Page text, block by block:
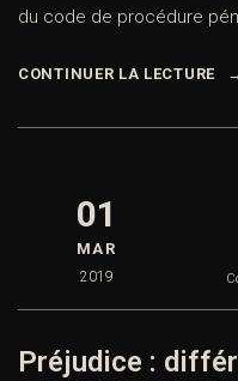
du code de procédure
CONTINUER LA LECTURE
01
MAR
2019
Préjudice :